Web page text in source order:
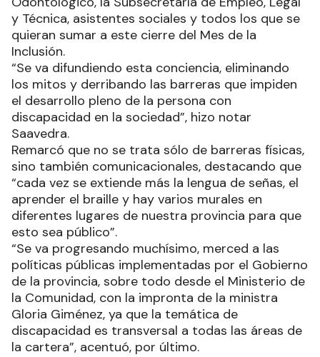
y Técnica, asistentes sociales y todos los que se
quieran sumar a este cierre del Mes de la
Inclusión.
“Se va difundiendo esta conciencia, eliminando
los mitos y derribando las barreras que impiden
el desarrollo pleno de la persona con
discapacidad en la sociedad”, hizo notar
Saavedra.
Remarcó que no se trata sólo de barreras físicas,
sino también comunicacionales, destacando que
“cada vez se extiende más la lengua de señas, el
aprender el braille y hay varios murales en
diferentes lugares de nuestra provincia para que
esto sea público”.
“Se va progresando muchísimo, merced a las
políticas públicas implementadas por el Gobierno
de la provincia, sobre todo desde el Ministerio de
la Comunidad, con la impronta de la ministra
Gloria Giménez, ya que la temática de
discapacidad es transversal a todas las áreas de
la cartera”, acentuó, por último.